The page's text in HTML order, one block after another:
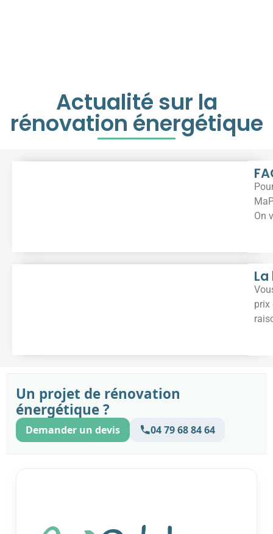
Actualité sur la
rénovation énergétique
On
prix
Un projet de rénovation
énergétique ?
Demander un devis 04 79 68 84 64